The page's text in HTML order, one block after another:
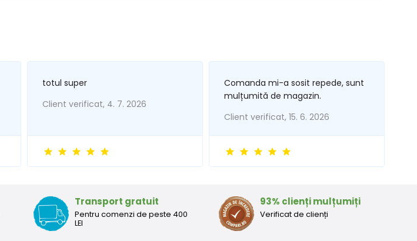
totul super
Client verificat, 4. 7. 2026
Comanda mi-a sosit repede, sunt
mulțumită de magazin.
Client verificat, 15. 6. 2026
Transport gratuit
Pentru comenzi de peste 400
LEI
93% clienți mulțumiți
Verificat de clienți